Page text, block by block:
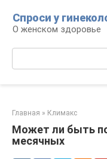
контенту
Спроси у
О женском здоровье
Главная » Климакс
Может ли быть
месячных